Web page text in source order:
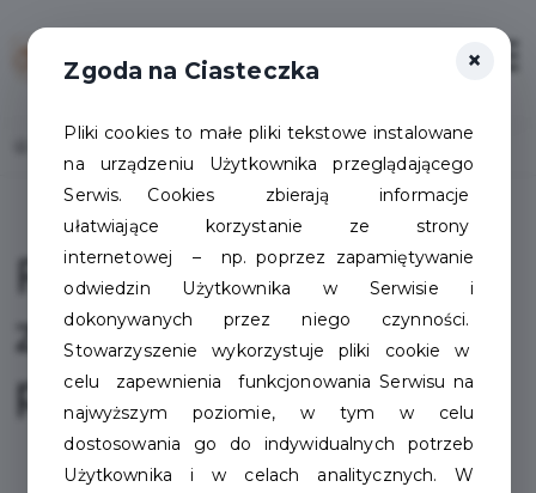
Formularz
zgłoszenia
przedsiębiorcy
×
Zgoda na Ciasteczka
Pliki cookies to małe pliki tekstowe instalowane
na urządzeniu Użytkownika przeglądającego
Serwis. Cookies zbierają informacje
ułatwiające korzystanie ze strony
internetowej – np. poprzez zapamiętywanie
odwiedzin Użytkownika w Serwisie i
dokonywanych przez niego czynności.
Stowarzyszenie wykorzystuje pliki cookie w
celu zapewnienia funkcjonowania Serwisu na
najwyższym poziomie, w tym w celu
dostosowania go do indywidualnych potrzeb
Użytkownika i w celach analitycznych. W